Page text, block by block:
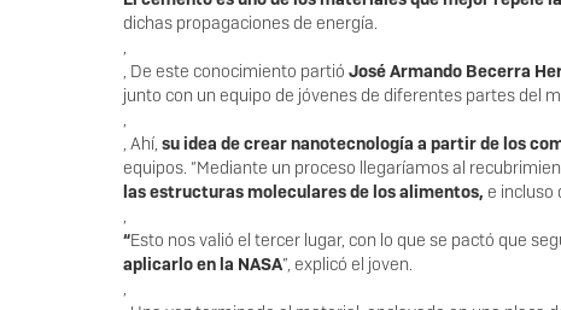
dichas propagaciones de energía.
,
, De este conocimiento partió José Armando Becerra
junto con un equipo de jóvenes de diferentes partes del
,
, Ahí, su idea de crear nanotecnología a partir de los
equipos. “Mediante un proceso llegaríamos al
las estructuras moleculares de los alimentos, e incluso
,
“Esto nos valió el tercer lugar, con lo que se pactó que
aplicarlo en la NASA”, explicó el joven.
,